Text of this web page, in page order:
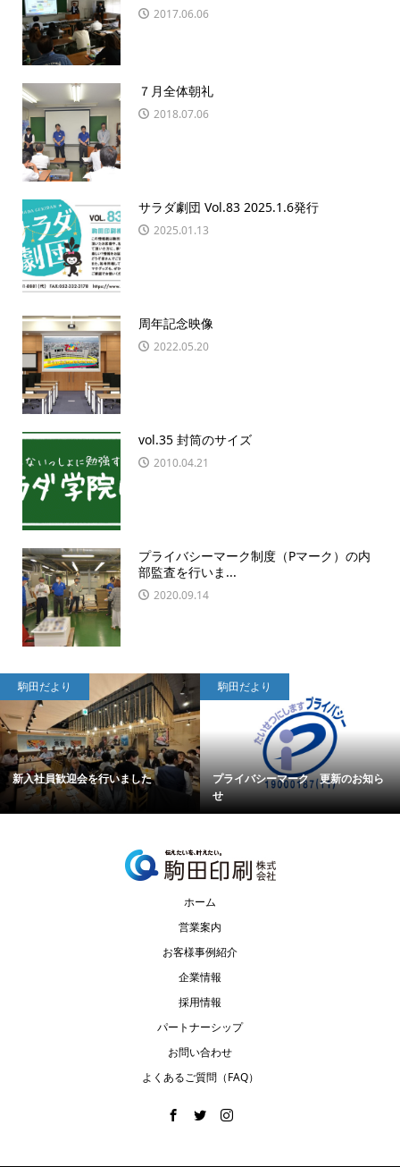
2017.06.06
７月全体朝礼
2018.07.06
サラダ劇団 Vol.83 2025.1.6発行
2025.01.13
周年記念映像
2022.05.20
vol.35 封筒のサイズ
2010.04.21
プライバシーマーク制度（Pマーク）の内
部監査を行いま...
2020.09.14
駒田だより
新入社員歓迎会を行いました
駒田だより
プライバシーマーク 更新のお知ら
せ
ホーム
営業案内
お客様事例紹介
企業情報
採用情報
パートナーシップ
お問い合わせ
よくあるご質問（FAQ）